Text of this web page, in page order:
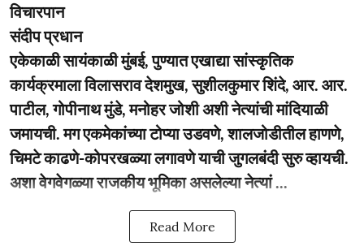
विचारपान
संदीप प्रधान
एकेकाळी सायंकाळी मुंबई, पुण्यात एखाद्या सांस्कृतिक
कार्यक्रमाला विलासराव देशमुख, सुशीलकुमार शिंदे, आर. आर.
पाटील, गोपीनाथ मुंडे, मनोहर जोशी अशी नेत्यांची मांदियाळी
जमायची. मग एकमेकांच्या टोप्या उडवणे, शालजोडीतील हाणणे,
चिमटे काढणे-कोपरखळ्या लगावणे याची जुगलबंदी सुरु व्हायची.
अशा वेगवेगळ्या राजकीय भूमिका असलेल्या नेत्यां ...
Read More